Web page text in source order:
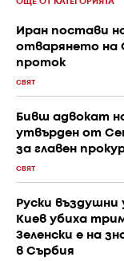
ОЩЕ ОТ КАТЕГОРИЯТА
Иран постави
отварянето на
проток
СВЯТ
Бивш адвокат
утвърден от
за главен
СВЯТ
Руски въздушни
Киев убиха
Зеленски е на
в Сърбия